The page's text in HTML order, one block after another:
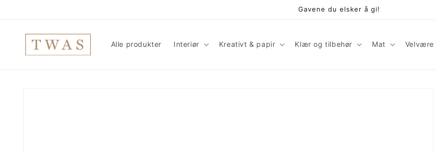
Gavene du elsker å gi!
Alle produkter Interiør Kreativt & papir Klær og tilbehør Mat Velvære